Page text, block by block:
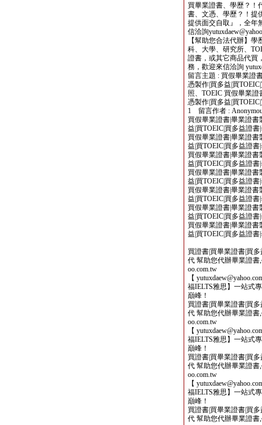
買畢業證書、學歷？！
書、文憑、學歷？！提
提供面交自取』，全年
信洽詢
【幫助您合法代辦】
科、大學、研究所、
證書，或其它商品代買
務，歡迎來信洽詢
留言主題 : 買假畢業證
憑製作|買多益|買
照、TOEIC 買假畢業證
憑製作|買多益|買
1 留言作者 :
買假畢業證書|畢業證書
益|買TOEIC|買多益證
買假畢業證書|畢業證書
益|買TOEIC|買多益證
買假畢業證書|畢業證書
益|買TOEIC|買多益證
買假畢業證書|畢業證書
益|買TOEIC|買多益證
買假畢業證書|畢業證書
益|買TOEIC|買多益證
買假畢業證書|畢業證書
益|買TOEIC|買多益證
買假畢業證書|畢業證書
益|買TOEIC|買多益證
買證書|買畢業證書|買
代 幫助您代辦畢業證書
oo.com.tw
【
福IELTS雅思】一站式
巔峰！
買證書|買畢業證書|買
代 幫助您代辦畢業證書
oo.com.tw
【
福IELTS雅思】一站式
巔峰！
買證書|買畢業證書|買
代 幫助您代辦畢業證書
oo.com.tw
【
福IELTS雅思】一站式
巔峰！
買證書|買畢業證書|買
代 幫助您代辦畢業證書